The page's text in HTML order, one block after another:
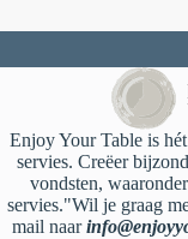
Enjoy Your Table is
servies. Creëer
vondsten,
servies."Wil je graag
mail naar